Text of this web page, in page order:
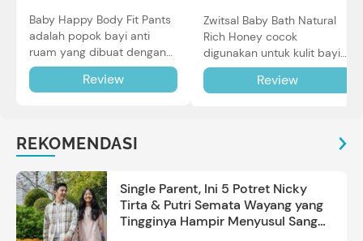
Baby Happy Body Fit Pants
adalah popok bayi anti
ruam yang dibuat dengan
teknologi Air Through
Technology.Review
Zwitsal Baby Bath Natural
Rich Honey cocok
digunakan untuk kulit bayi
baru lahir bahkan kulit
sensitif sekalipun. Simak
Review
REKOMENDASI
Single Parent, Ini 5 Potret Nicky
Tirta & Putri Semata Wayang yang
Tingginya Hampir Menyusul Sang